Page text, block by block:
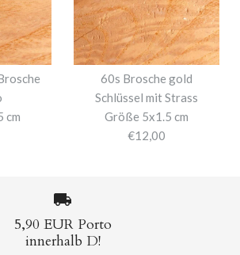
cm
60s Brosche gold
Schlüssel mit Strass
Größe 5x1.5 cm
€12,00
5,90 EUR Porto
innerhalb D!